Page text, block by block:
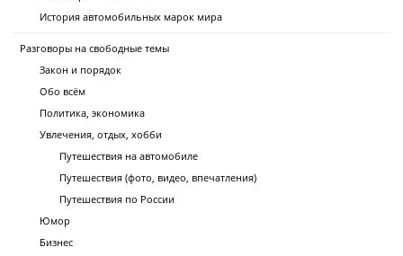
История автомобильных марок мира
Разговоры на свободные темы
Закон и порядок
Обо всём
Политика, экономика
Увлечения, отдых, хобби
Путешествия на автомобиле
Путешествия (фото, видео, впечатления)
Путешествия по России
Юмор
Бизнес